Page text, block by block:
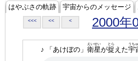
はやぶさの軌跡 宇宙からのメッセージ
<<< << < 2000年
♪ 「あけぼの」 衛星
えいせい
が捉
とら
えた宇
うち